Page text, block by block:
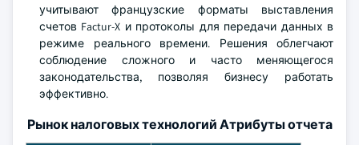
учитывают французские форматы выставления
счетов Factur-X и протоколы для передачи данных в
режиме реального времени. Решения облегчают
соблюдение сложного и часто меняющегося
законодательства, позволяя бизнесу работать
эффективно.
Рынок налоговых технологий Атрибуты отчета